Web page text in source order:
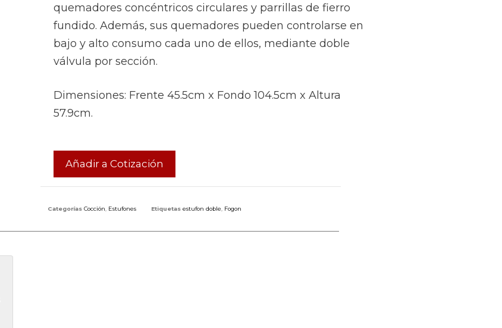
quemadores concéntricos circulares y parrillas de fierro
fundido. Además, sus quemadores pueden controlarse en
bajo y alto consumo cada uno de ellos, mediante doble
válvula por sección.
Dimensiones: Frente 45.5cm x Fondo 104.5cm x Altura
57.9cm.
Añadir a Cotización
Categorías Cocción Estufones Etiquetas estufon doble Fogon